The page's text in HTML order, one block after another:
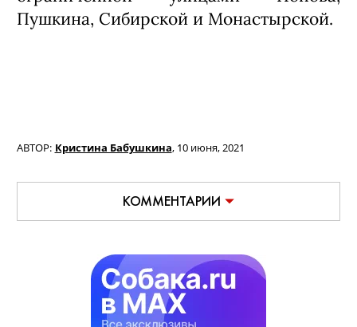
Пушкина, Сибирской и Монастырской.
АВТОР: Кристина Бабушкина, 10 июня, 2021
КОММЕНТАРИИ